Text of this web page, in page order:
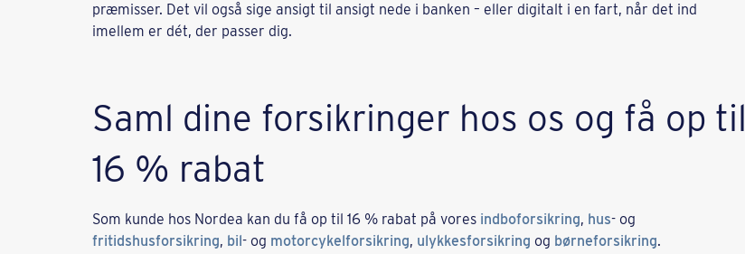
præmisser. Det vil også sige ansigt til ansigt nede i banken – eller digitalt i en fart, når det ind
imellem er dét, der passer dig.
Saml dine forsikringer hos os og få op til
16 % rabat
Som kunde hos Nordea kan du få op til 16 % rabat på vores indboforsikring, hus- og
fritidshusforsikring, bil- og motorcykelforsikring, ulykkesforsikring og børneforsikring.